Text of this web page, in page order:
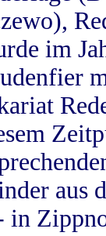
im
aus
in